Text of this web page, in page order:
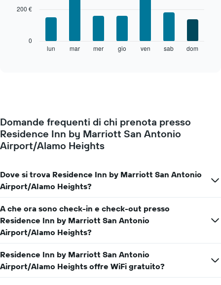
camera
per
ogni
giorno
settimana
Il
grafico
ha
1
asse
X
a
indicare
i
giorni
della
lun mar mer gio ven sab dom
0
200 €
Domande frequenti di chi prenota presso
Residence Inn by Marriott San Antonio
Airport/Alamo Heights
Dove si trova Residence Inn by Marriott San Antonio
Airport/Alamo Heights?
A che ora sono check-in e check-out presso
Residence Inn by Marriott San Antonio
Airport/Alamo Heights?
Residence Inn by Marriott San Antonio
Airport/Alamo Heights offre WiFi gratuito?